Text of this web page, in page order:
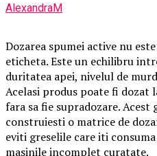
AlexandraM
Dozarea spumei active nu
eticheta. Este un echilibru
duritatea apei, nivelul de
Acelasi produs poate fi dozat
fara sa fie supradozare.
construiesti o matrice de
eviti greselile care iti
masinile incomplet curatate.